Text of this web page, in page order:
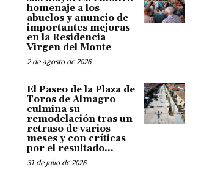
homenaje a los
abuelos y anuncio de
importantes mejoras
en la Residencia
Virgen del Monte
2 de agosto de 2026
El Paseo de la Plaza de
Toros de Almagro
culmina su
remodelación tras un
retraso de varios
meses y con críticas
por el resultado...
31 de julio de 2026